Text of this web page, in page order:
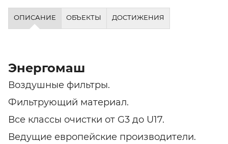
ОПИСАНИЕ ОБЪЕКТЫ ДОСТИЖЕНИЯ
Энергомаш
Воздушные фильтры.
Фильтрующий материал.
Все классы очистки от G3 до U17.
Ведущие европейские производители.